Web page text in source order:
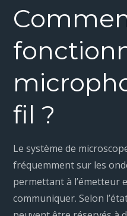
fil ?
Le système de
fréquemment sur les
permettant à l’émetteur
communiquer. Selon